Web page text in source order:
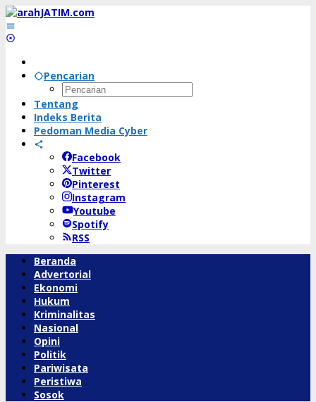
Lewati
ke
konten
Pencarian
Tentang
Indeks Berita
Pedoman Media Cyber
Facebook
Twitter
Pinterest
Instagram
Youtube
Spotify
RSS
Beranda
Advertorial
Ekonomi
Hukum
Kriminalitas
Nasional
Opini
Politik
Pariwisata
Peristiwa
Sosok